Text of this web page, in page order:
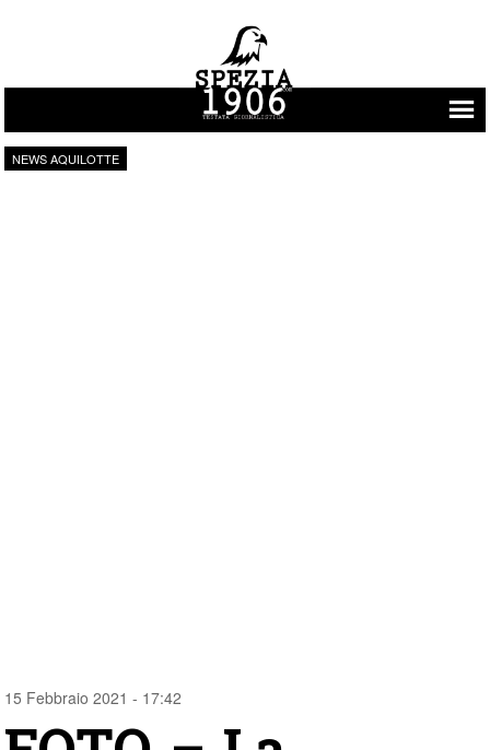
Vai al contenuto
NEWS AQUILOTTE
15 Febbraio 2021 - 17:42